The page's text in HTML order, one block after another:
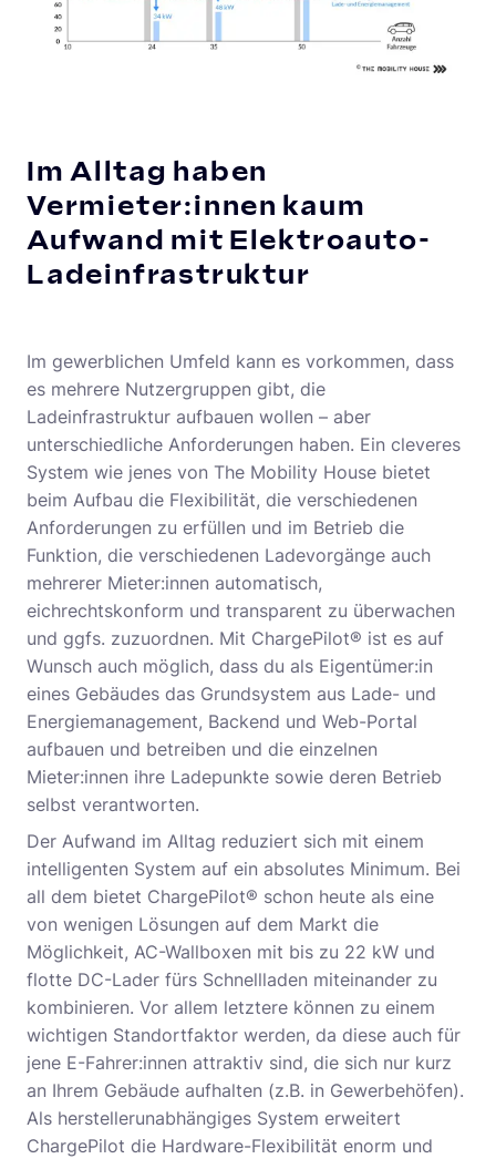
Im Alltag haben
Vermieter:innen kaum
Aufwand mit Elektroauto-
Ladeinfrastruktur
Im gewerblichen Umfeld kann es vorkommen, dass
es mehrere Nutzergruppen gibt, die
Ladeinfrastruktur aufbauen wollen – aber
unterschiedliche Anforderungen haben. Ein cleveres
System wie jenes von The Mobility House bietet
beim Aufbau die Flexibilität, die verschiedenen
Anforderungen zu erfüllen und im Betrieb die
Funktion, die verschiedenen Ladevorgänge auch
mehrerer Mieter:innen automatisch,
eichrechtskonform und transparent zu überwachen
und ggfs. zuzuordnen. Mit ChargePilot® ist es auf
Wunsch auch möglich, dass du als Eigentümer:in
eines Gebäudes das Grundsystem aus Lade- und
Energiemanagement, Backend und Web-Portal
aufbauen und betreiben und die einzelnen
Mieter:innen ihre Ladepunkte sowie deren Betrieb
selbst verantworten.
Der Aufwand im Alltag reduziert sich mit einem
intelligenten System auf ein absolutes Minimum. Bei
all dem bietet ChargePilot® schon heute als eine
von wenigen Lösungen auf dem Markt die
Möglichkeit, AC-Wallboxen mit bis zu 22 kW und
flotte DC-Lader fürs Schnellladen miteinander zu
kombinieren. Vor allem letztere können zu einem
wichtigen Standortfaktor werden, da diese auch für
jene E-Fahrer:innen attraktiv sind, die sich nur kurz
an Ihrem Gebäude aufhalten (z.B. in Gewerbehöfen).
Als herstellerunabhängiges System erweitert
ChargePilot die Hardware-Flexibilität enorm und